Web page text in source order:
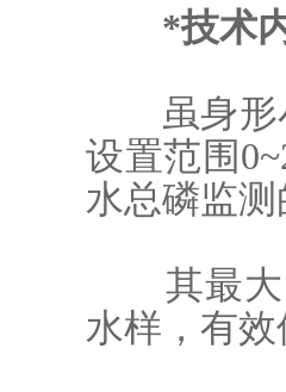
*技术内
虽身形小
设置范围
水总磷监
其最大容
水样，有